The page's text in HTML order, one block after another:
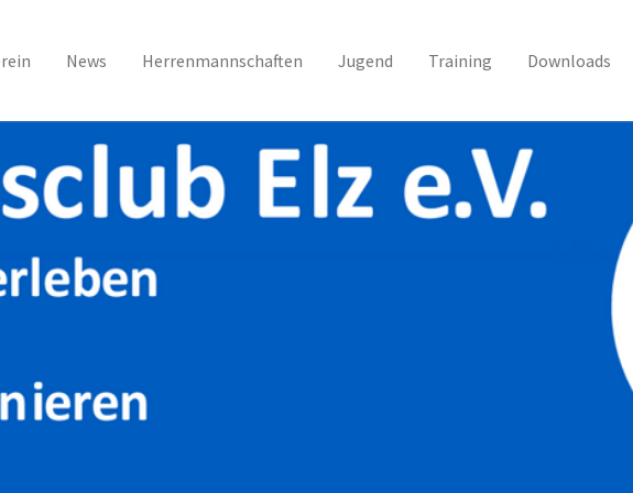
News Herrenmannschaften Jugend Training Downloads